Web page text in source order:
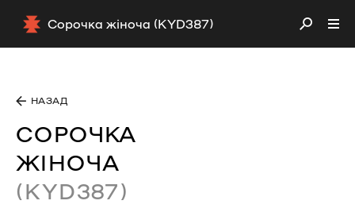
Сорочка жіноча (KYD387)
НАЗАД
СОРОЧКА
ЖІНОЧА
(KYD387)